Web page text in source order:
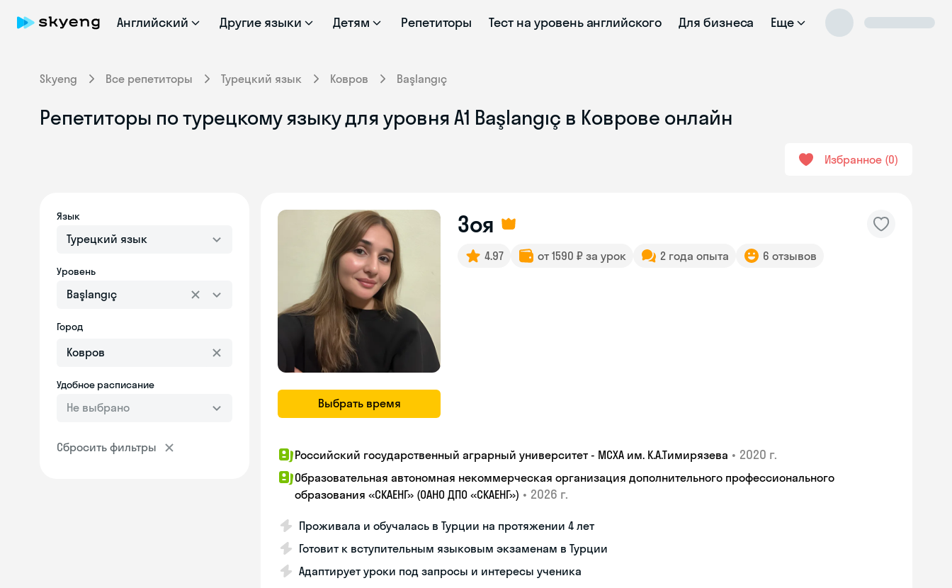
Английский Другие языки Детям Репетиторы Тест на уровень английского Для бизнеса Еще
Skyeng Все репетиторы Турецкий язык Ковров Başlangıç
Репетиторы по турецкому языку для уровня A1 Başlangıç в Коврове онлайн
Избранное 0
Язык
Турецкий язык
Уровень
Başlangıç
Город
Удобное расписание
Не выбрано
Сбросить фильтры
Выбрать время
Зоя
4.97 от 1590 ₽ за урок 2 года опыта 6 отзывов
Российский государственный аграрный университет - МСХА им. К.А.Тимирязева • 2020 г.
Образовательная автономная некоммерческая организация дополнительного профессионального
образования «СКАЕНГ» (ОАНО ДПО «СКАЕНГ») • 2026 г.
Проживала и обучалась в Турции на протяжении 4 лет
Готовит к вступительным языковым экзаменам в Турции
Адаптирует уроки под запросы и интересы ученика